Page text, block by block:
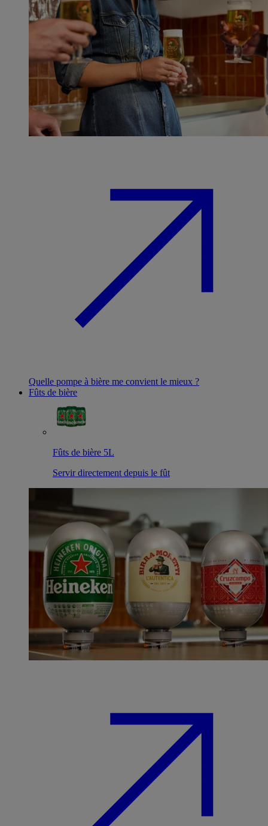
Quelle pompe à bière me convient le mieux ?
Fûts de bière
Fûts de bière 5L
Servir directement depuis le fût